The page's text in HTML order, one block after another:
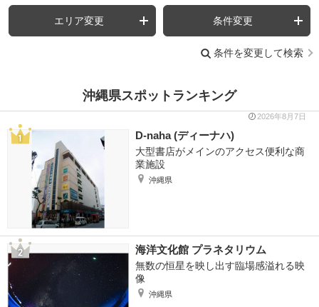
エリア変更 条件変更
条件を変更して検索
沖縄県スポットランキング
2026年8月7日
D-naha (ディーナハ)
大型書店がメインのアクセス便利な商
業施設
沖縄県
海洋文化館 プラネタリウム
無数の恒星を映し出す臨場感溢れる映
像
沖縄県